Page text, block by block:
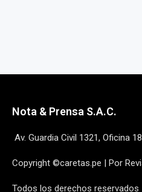
Nota & Prensa S.A.C.
Av. Guardia Civil 1321, Oficina
Copyright ©caretas.pe | Por
Todos los derechos reservados